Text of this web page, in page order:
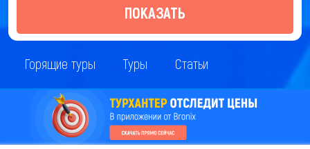
ПОКАЗАТЬ
Горящие туры Туры Статьи